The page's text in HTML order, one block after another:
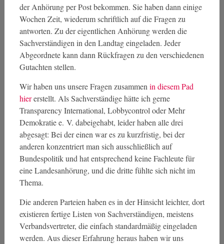
der Anhörung per Post bekommen. Sie haben dann einige
Wochen Zeit, wiederum schriftlich auf die Fragen zu
antworten. Zu der eigentlichen Anhörung werden die
Sachverständigen in den Landtag eingeladen. Jeder
Abgeordnete kann dann Rückfragen zu den verschiedenen
Gutachten stellen.
Wir haben uns unsere Fragen zusammen in diesem Pad
hiererstellt. Als Sachverständige hätte ich gerne
Transparency International, Lobbycontrol oder Mehr
Demokratie e. V. dabeigehabt, leider haben alle drei
abgesagt: Bei der einen war es zu kurzfristig, bei der
anderen konzentriert man sich ausschließlich auf
Bundespolitik und hat entsprechend keine Fachleute für
eine Landesanhörung, und die dritte fühlte sich nicht im
Thema.
Die anderen Parteien haben es in der Hinsicht leichter, dort
existieren fertige Listen von Sachverständigen, meistens
Verbandsvertreter, die einfach standardmäßig eingeladen
werden. Aus dieser Erfahrung heraus haben wir uns